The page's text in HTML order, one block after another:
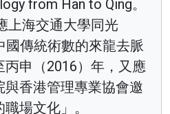
from Han to Qing。
上海交通大學同光
國傳統術數的來龍去脈
申（2016）年，又應
香港管理專業協會邀
場文化」。